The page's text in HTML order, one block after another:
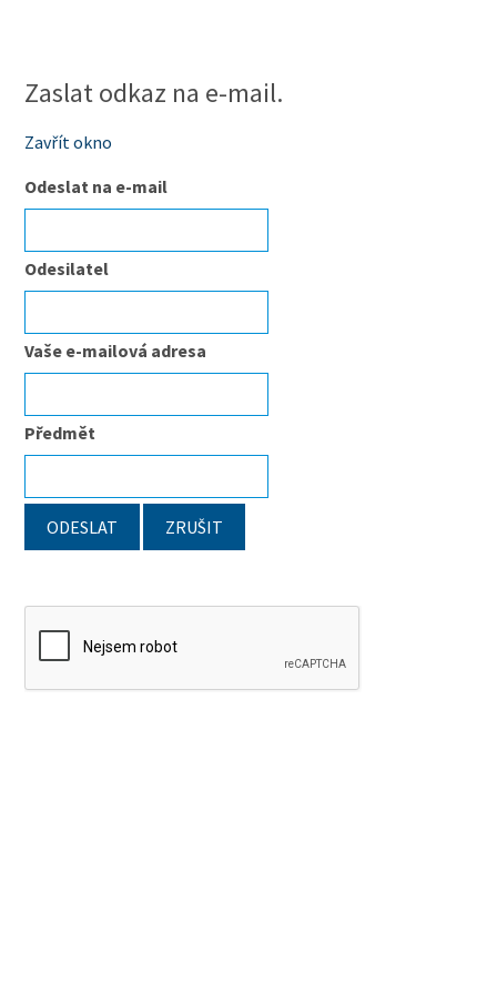
Zaslat odkaz na e-mail.
Zavřít okno
Odeslat na e-mail
Odesilatel
Vaše e-mailová adresa
Předmět
ODESLAT ZRUŠIT